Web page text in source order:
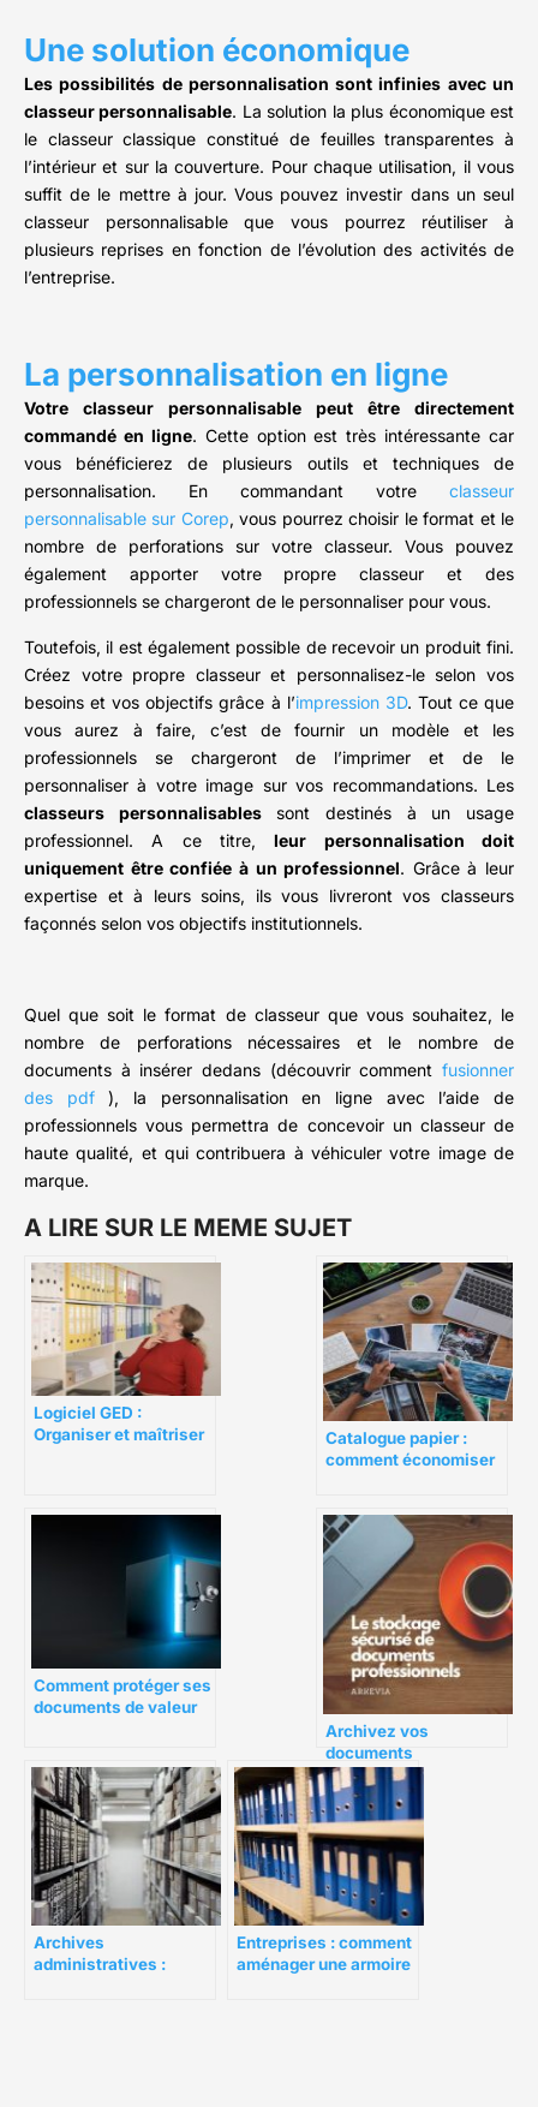
Une solution économique
Les possibilités de personnalisation sont infinies avec un
classeur personnalisable. La solution la plus économique est
le classeur classique constitué de feuilles transparentes à
l’intérieur et sur la couverture. Pour chaque utilisation, il vous
suffit de le mettre à jour. Vous pouvez investir dans un seul
classeur personnalisable que vous pourrez réutiliser à
plusieurs reprises en fonction de l’évolution des activités de
l’entreprise.
La personnalisation en ligne
Votre classeur personnalisable peut être directement
commandé en ligne. Cette option est très intéressante car
vous bénéficierez de plusieurs outils et techniques de
personnalisation. En commandant votre classeur
personnalisable sur Corep, vous pourrez choisir le format et le
nombre de perforations sur votre classeur. Vous pouvez
également apporter votre propre classeur et des
professionnels se chargeront de le personnaliser pour vous.
Toutefois, il est également possible de recevoir un produit fini.
Créez votre propre classeur et personnalisez-le selon vos
besoins et vos objectifs grâce à l’impression 3D. Tout ce que
vous aurez à faire, c’est de fournir un modèle et les
professionnels se chargeront de l’imprimer et de le
personnaliser à votre image sur vos recommandations. Les
classeurs personnalisablessont destinés à un usage
professionnel. A ce titre,leur personnalisation doit
uniquement être confiée à un professionnel. Grâce à leur
expertise et à leurs soins, ils vous livreront vos classeurs
façonnés selon vos objectifs institutionnels.
Quel que soit le format de classeur que vous souhaitez, le
nombre de perforations nécessaires et le nombre de
documents à insérer dedans (découvrir comment fusionner
des pdf), la personnalisation en ligne avec l’aide de
professionnels vous permettra de concevoir un classeur de
haute qualité, et qui contribuera à véhiculer votre image de
marque.
A LIRE SUR LE MEME SUJET
Logiciel GED :
Organiser et maîtriser
Catalogue papier :
comment économiser
Comment protéger ses
documents de valeur
Archivez vos
documents
professionnels avec
Arkevia
Archives
administratives :
Entreprises : comment
aménager une armoire